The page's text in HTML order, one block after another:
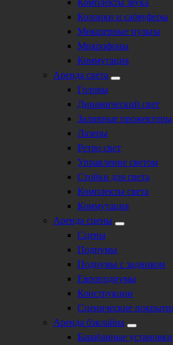
Колонки и сабвуферы
Микшерные пульты
Микрофоны
Коммутация
Аренда света
Головы
Динамический свет
Заливные прожекторы
Лазеры
Ретро свет
Управление светом
Стойки для света
Комплекты света
Коммутация
Аренда сцены
Сцены
Подиумы
Подиумы с задником
Европодиумы
Конструкции
Сценические
Аренда бэклайна
Барабанные установки